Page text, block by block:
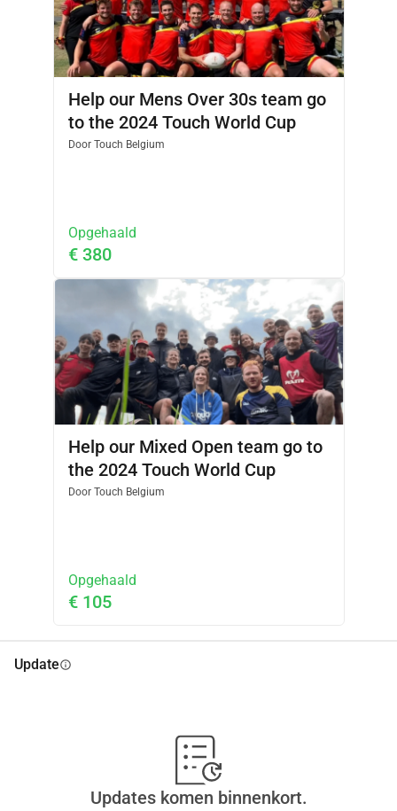
Help our Mens Over 30s team go
to the 2024 Touch World Cup
DoorTouch Belgium
Opgehaald
€ 380
Help our Mixed Open team go to
the 2024 Touch World Cup
DoorTouch Belgium
Opgehaald
€ 105
Updateinfo
Updates komen binnenkort.